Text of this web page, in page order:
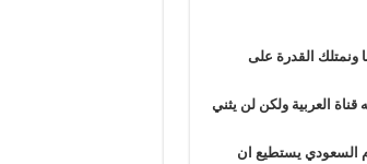
ونمتلك القدرة على
العربية ولكن لن يثني
السعودي يستطيع ان